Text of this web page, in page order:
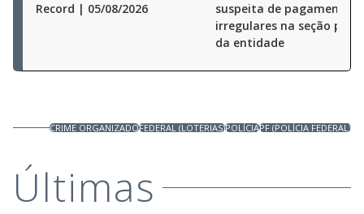
Record | 05/08/2026
suspeita de pagamentos
irregulares na seção
da entidade
CRIME ORGANIZADOFEDERAL (LOTERIAS)POLÍCIAPF (POLÍCIA FEDERAL)
Últimas